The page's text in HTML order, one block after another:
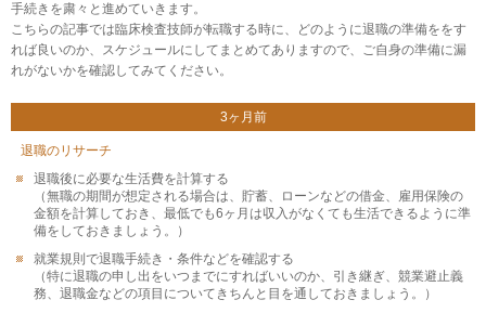
手続きを粛々と進めていきます。
こちらの記事では臨床検査技師が転職する時に、どのように退職の準備ををす
れば良いのか、スケジュールにしてまとめてありますので、ご自身の準備に漏
れがないかを確認してみてください。
3ヶ月前
退職のリサーチ
退職後に必要な生活費を計算する
（無職の期間が想定される場合は、貯蓄、ローンなどの借金、雇用保険の
金額を計算しておき、最低でも6ヶ月は収入がなくても生活できるように準
備をしておきましょう。）
就業規則で退職手続き・条件などを確認する
（特に退職の申し出をいつまでにすればいいのか、引き継ぎ、競業避止義
務、退職金などの項目についてきちんと目を通しておきましょう。）